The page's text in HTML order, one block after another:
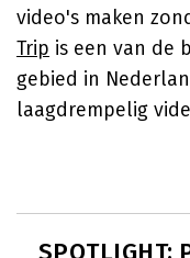
video's maken
Trip is een van de
gebied in
laagdrempelig
SPOTLIGHT: